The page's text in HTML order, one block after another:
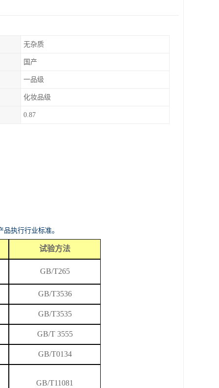
无杂质
国产
一品级
化妆品级
0.87
执行行业标准。
试验方法
GB/T265
GB/T3536
GB/T3535
GB/T 3555
GB/T0134
GB/T11081